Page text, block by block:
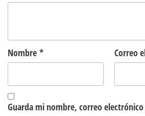
Nombre * Correo
Guarda mi nombre, correo